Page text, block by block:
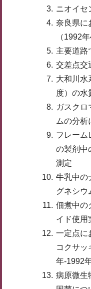
ニオイセ
奈良県に
（1992
主要道路
交差点交
大和川水
度）の水
ガスクロ
ムの分析
フレーム
の製剤中
測定
牛乳中の
グネシウ
佃煮中の
イド使用
一定点に
コクサッ
年-1992年
病原微生